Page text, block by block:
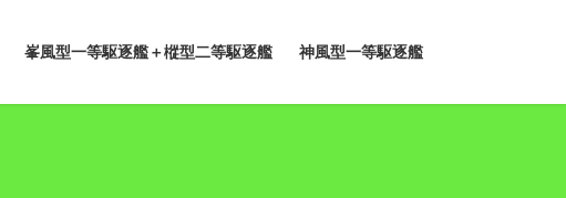
峯風型一等駆逐艦＋樅型二等駆逐艦 神風型一等駆逐艦